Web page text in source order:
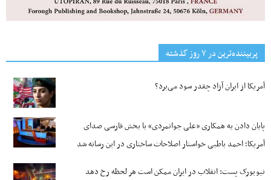
پربیننده‌ترین‌ در ۷ روز گذشته
آمریکا از ایران آزاد چقدر سود می‌برد؟
پایان دادن به همکاری «علی جوانمردی» با بخش فارسی صدای
آمریکا؛ احمد باطبی خواستار اصلاحات ساختاری در این رسانه شد
نیویورک پست: انقلاب در ایران ممکن است هر لحظه رخ دهد